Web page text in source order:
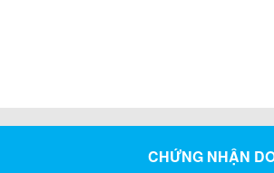
CHỨNG NHẬN